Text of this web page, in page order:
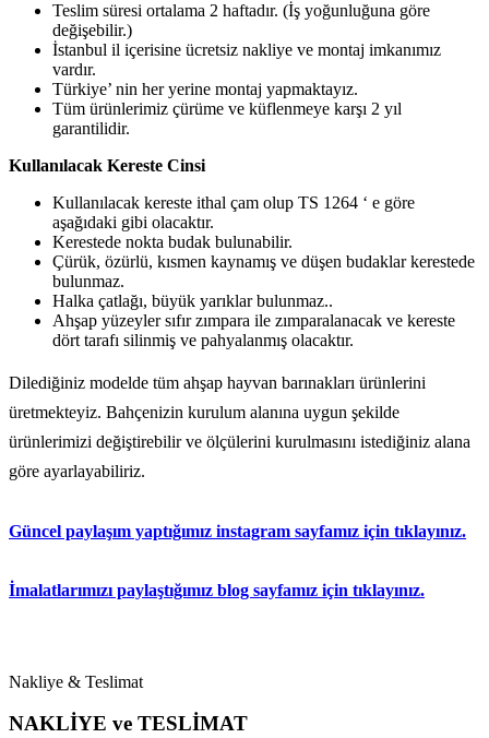
Teslim süresi ortalama 2 haftadır. (İş yoğunluğuna göre
değişebilir.)
İstanbul il içerisine ücretsiz nakliye ve montaj imkanımız
vardır.
Türkiye’ nin her yerine montaj yapmaktayız.
Tüm ürünlerimiz çürüme ve küflenmeye karşı 2 yıl
garantilidir.
Kullanılacak Kereste Cinsi
Kullanılacak kereste ithal çam olup TS 1264 ‘ e göre
aşağıdaki gibi olacaktır.
Kerestede nokta budak bulunabilir.
Çürük, özürlü, kısmen kaynamış ve düşen budaklar kerestede
bulunmaz.
Halka çatlağı, büyük yarıklar bulunmaz..
Ahşap yüzeyler sıfır zımpara ile zımparalanacak ve kereste
dört tarafı silinmiş ve pahyalanmış olacaktır.
Dilediğiniz modelde tüm ahşap hayvan barınakları ürünlerini
üretmekteyiz. Bahçenizin kurulum alanına uygun şekilde
ürünlerimizi değiştirebilir ve ölçülerini kurulmasını istediğiniz alana
göre ayarlayabiliriz.
Güncel paylaşım yaptığımız instagram sayfamız için tıklayınız.
İmalatlarımızı paylaştığımız blog sayfamız için tıklayınız.
Nakliye & Teslimat
NAKLİYE ve TESLİMAT